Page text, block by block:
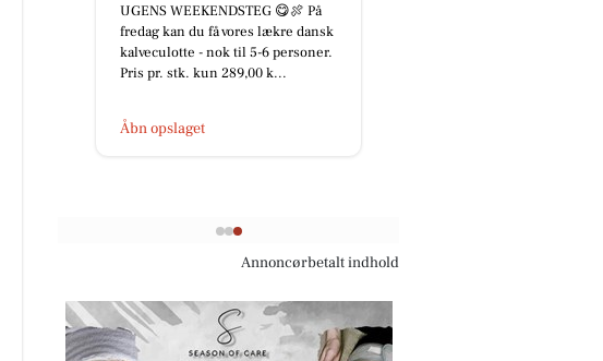
UGENS WEEKENDSTEG 😋🍖 På
fredag kan du få vores lækre dansk
kalveculotte - nok til 5-6 personer.
Pris pr. stk. kun 289,00 k...
Åbn opslaget
Annoncørbetalt indhold